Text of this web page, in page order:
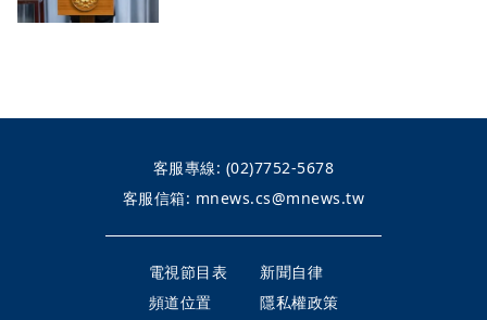
客服專線: (02)7752-5678
客服信箱: mnews.cs@mnews.tw
電視節目表
新聞自律
頻道位置
隱私權政策